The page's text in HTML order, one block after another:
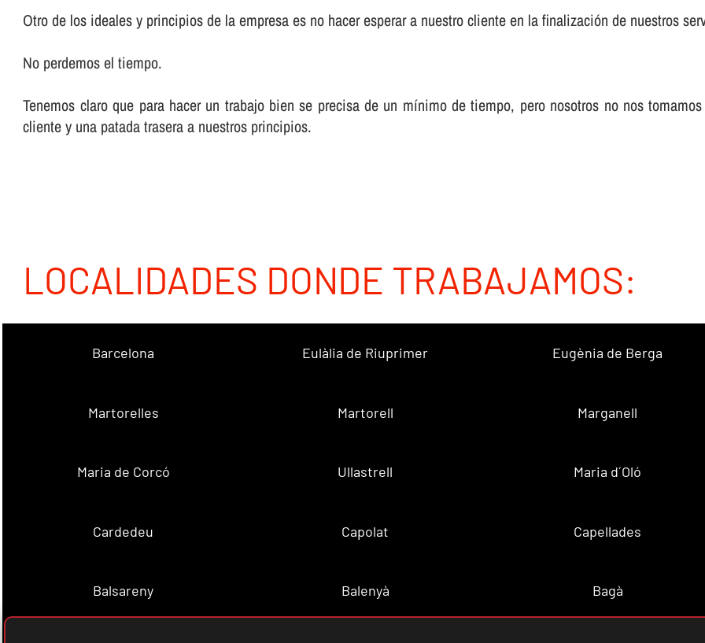
Otro de los ideales y principios de la empresa es no hacer esperar a nuestro cliente en la finalización de nuestros
No perdemos el tiempo.
Tenemos claro que para hacer un trabajo bien se precisa de un mí­nimo de tiempo, pero nosotros no nos
cliente y una patada trasera a nuestros principios.
LOCALIDADES DONDE TRABAJAMOS:
Barcelona Eulàlia de Riuprimer Eugènia de Berga
Martorelles Martorell Marganell
Maria de Corcó Ullastrell Maria d´Oló
Cardedeu Capolat Capellades
Balsareny Balenyà Bagà